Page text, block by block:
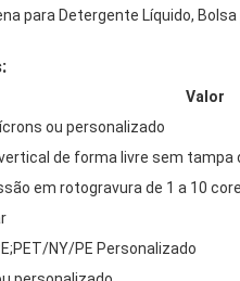
para Detergente Líquido,
Valor
ou personalizado
de forma livre sem tampa
em rotogravura de 1 a 10
NY/PE Personalizado